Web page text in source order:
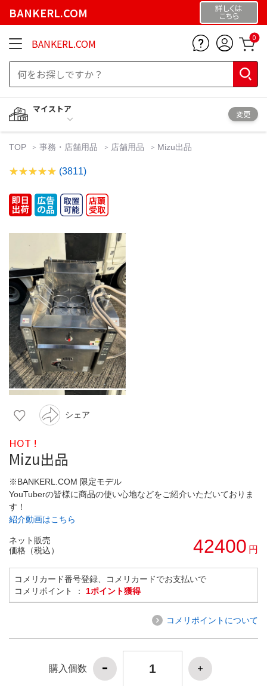
BANKERL.COM 詳しくは
こちら
BANKERL.COM 0
マイストア
変更
TOP 事務・店舗用品 店舗用品 Mizu出品
(3811)
シェア
HOT !
Mizu出品
※BANKERL.COM 限定モデル
YouTuberの皆様に商品の使い心地などをご紹介いただいておりま
す！
紹介動画はこちら
ネット販売
価格（税込）
42400 円
コメリカード番号登録、コメリカードでお支払いで
コメリポイント ： 1ポイント獲得
コメリポイントについて
購入個数